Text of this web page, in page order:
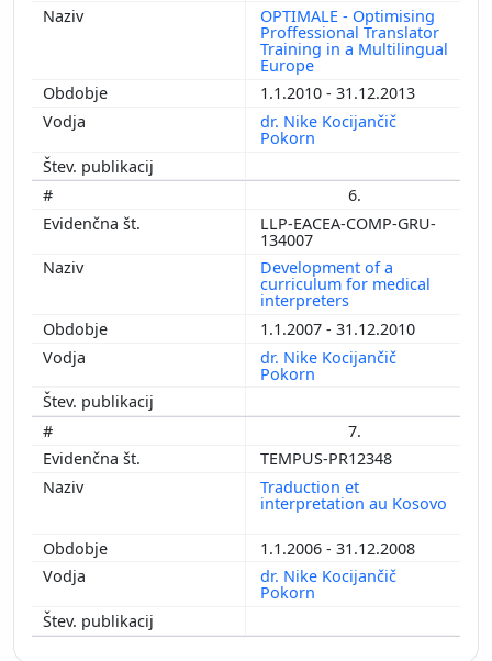
OPTIMALE - Optimising
Proffessional Translator
Training in a Multilingual
Europe
1.1.2010 - 31.12.2013
dr. Nike Kocijančič
Pokorn
6.
LLP-EACEA-COMP-GRU-
134007
Development of a
curriculum for medical
interpreters
1.1.2007 - 31.12.2010
dr. Nike Kocijančič
Pokorn
7.
TEMPUS-PR12348
Traduction et
interpretation au Kosovo
1.1.2006 - 31.12.2008
dr. Nike Kocijančič
Pokorn